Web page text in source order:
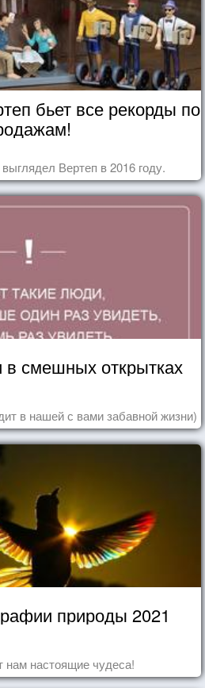
бьет все рекорды по
Вертеп в 2016 году.
в смешных открытках
в нашей с вами забавной жизни)
природы 2021
нам настоящие чудеса!